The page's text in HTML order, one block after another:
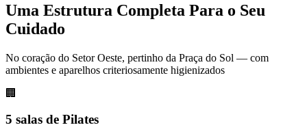
Uma Estrutura Completa Para o Seu
Cuidado
No coração do Setor Oeste, pertinho da Praça do Sol — com
ambientes e aparelhos criteriosamente higienizados
🏢
5 salas de Pilates